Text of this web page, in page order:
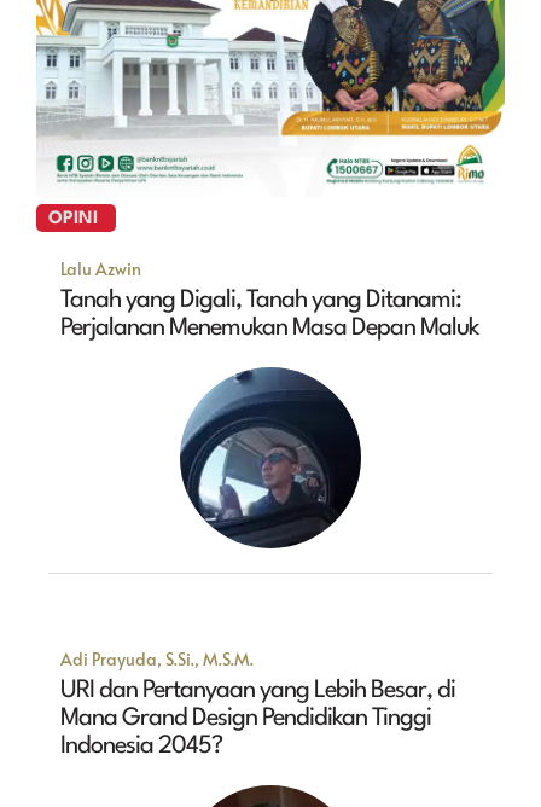
OPINI
Lalu Azwin
Tanah yang Digali, Tanah yang Ditanami:
Perjalanan Menemukan Masa Depan Maluk
Adi Prayuda, S.Si., M.S.M.
URI dan Pertanyaan yang Lebih Besar, di
Mana Grand Design Pendidikan Tinggi
Indonesia 2045?